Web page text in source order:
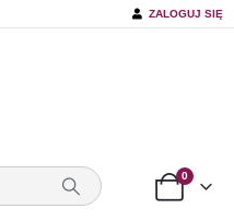
ZALOGUJ SIĘ
0